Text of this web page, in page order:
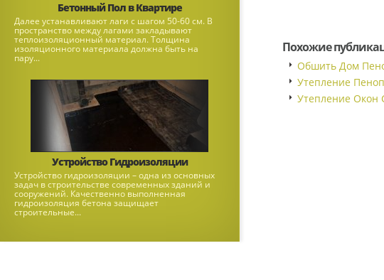
Бетонный Пол в Квартире
Далее устанавливают лаги с шагом 50-60 см. В
пространство между лагами закладывают
теплоизоляционный материал. Толщина
изоляционного материала должна быть на
пару...
Устройство Гидроизоляции
Устройство гидроизоляции – одна из основных
задач в строительстве современных зданий и
сооружений. Качественно выполненная
гидроизоляция бетона защищает
строительные...
Похожие
Обшить Дом
Утепление
Утепление Окон